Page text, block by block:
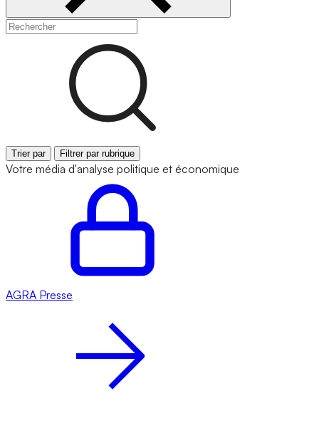
Trier par Filtrer par rubrique
Votre média d'analyse politique et économique
AGRA Presse